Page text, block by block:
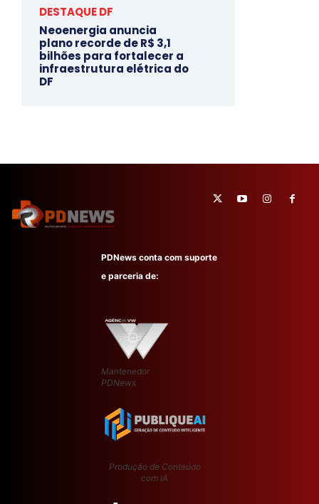
DESTAQUE DF
Neoenergia anuncia
plano recorde de R$ 3,1
bilhões para fortalecer a
infraestrutura elétrica do
DF
PDNews conta com suporte
e parceria de:
Mantenedor
PDNews
Produção de Conteúdo
com IA